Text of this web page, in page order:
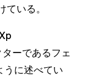
いる。
ーであるフェ
に述べてい